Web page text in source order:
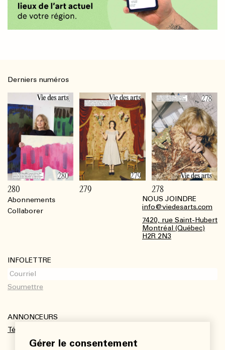
Gérer le consentement
Abonnements
Collaborer
NOUS JOINDRE
info@viedesarts.com
7420, rue Saint-Hubert
Montréal (Québec)
H2R 2N3
INFOLETTRE
ANNONCEURS
Télécharger le kit média
Derniers numéros
280 279 278